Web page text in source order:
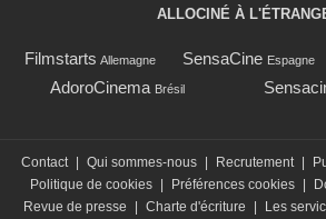
ALLOCINÉ À
Filmstarts Allemagne SensaCine Espagne
AdoroCinema Brésil
Contact | Qui sommes-nous | Recrutement |
Politique de cookies | Préférences cookies |
Revue de presse
| Charte d'écriture | Les